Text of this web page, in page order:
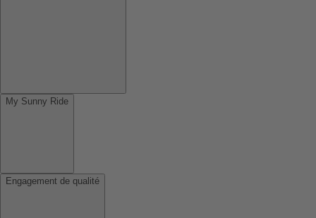
My Sunny Ride
Engagement de qualité